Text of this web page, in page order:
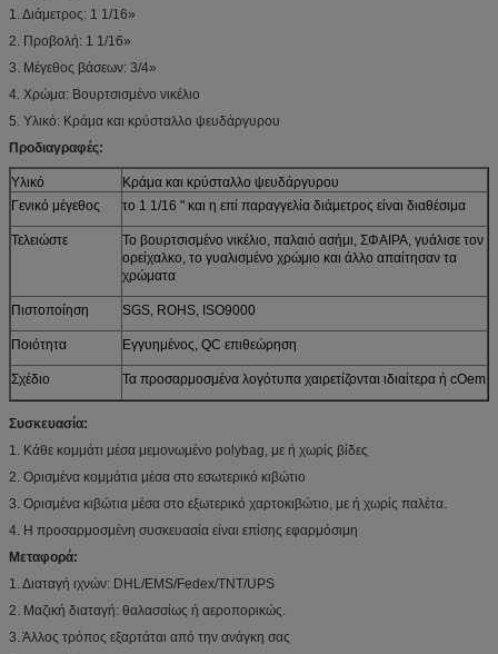
1. Διάμετρος: 1 1/16»
2. Προβολή: 1 1/16»
3. Μέγεθος βάσεων: 3/4»
4. Χρώμα: Βουρτσισμένο νικέλιο
5. Υλικό: Κράμα και κρύσταλλο ψευδάργυρου
Προδιαγραφές:
Υλικό
Κράμα και κρύσταλλο ψευδάργυρου
Γενικό μέγεθος
το 1 1/16 " και η επί παραγγελία διάμετρος είναι διαθέσιμα
Τελειώστε
Το βουρτσισμένο νικέλιο, παλαιό ασήμι, ΣΦΑΙΡΑ, γυάλισε τον
ορείχαλκο, το γυαλισμένο χρώμιο και άλλο απαίτησαν τα
χρώματα
Πιστοποίηση SGS, ROHS, ISO9000
Ποιότητα Εγγυημένος, QC επιθεώρηση
Σχέδιο Τα προσαρμοσμένα λογότυπα χαιρετίζονται ιδιαίτερα ή cOem
Συσκευασία:
1. Κάθε κομμάτι μέσα μεμονωμένο polybag, με ή χωρίς βίδες
2. Ορισμένα κομμάτια μέσα στο εσωτερικό κιβώτιο
3. Ορισμένα κιβώτια μέσα στο εξωτερικό χαρτοκιβώτιο, με ή χωρίς παλέτα.
4. Η προσαρμοσμένη συσκευασία είναι επίσης εφαρμόσιμη
Μεταφορά:
1. Διαταγή ιχνών: DHL/EMS/Fedex/TNT/UPS
2. Μαζική διαταγή: θαλασσίως ή αεροπορικώς.
3. Άλλος τρόπος εξαρτάται από την ανάγκη σας